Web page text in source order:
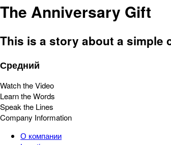
The Anniversary Gift
This is a story about a simple
Средний
Watch the Video
Learn the Words
Speak the Lines
Company Information
О компании